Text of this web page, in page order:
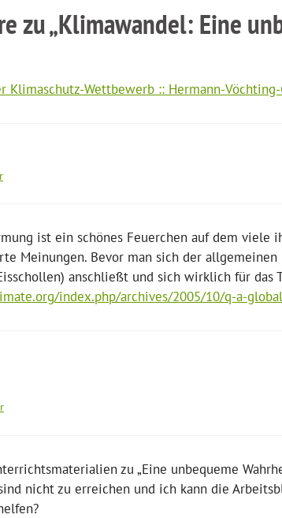
zu „Klimawandel: Eine
Klimaschutz-Wettbewerb :: Hermann-
ist ein schönes Feuerchen auf dem viele
Meinungen. Bevor man sich der
anschließt und sich wirklich für das
index.php/archives/2005/10/q-a-
zu „Eine unbequeme
nicht zu erreichen und ich kann die